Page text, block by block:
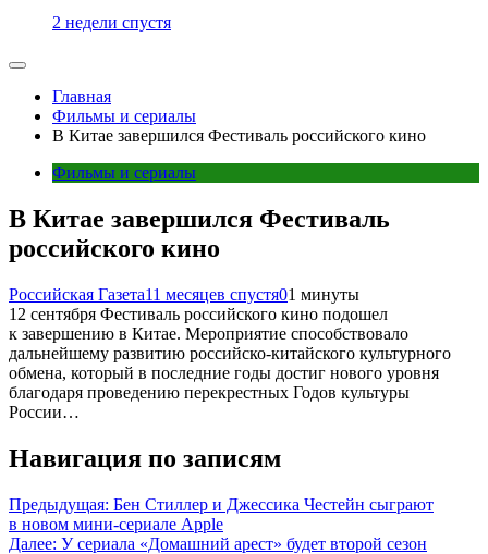
2 недели спустя
Главная
Фильмы и сериалы
В Китае завершился Фестиваль российского кино
Фильмы и сериалы
В Китае завершился Фестиваль
российского кино
Российская Газета11 месяцев спустя01 минуты
12 сентября Фестиваль российского кино подошел
к завершению в Китае. Мероприятие способствовало
дальнейшему развитию российско-китайского культурного
обмена, который в последние годы достиг нового уровня
благодаря проведению перекрестных Годов культуры
России…
Навигация по записям
Предыдущая: Бен Стиллер и Джессика Честейн сыграют
в новом мини-сериале Apple
Далее: У сериала «Домашний арест» будет второй сезон